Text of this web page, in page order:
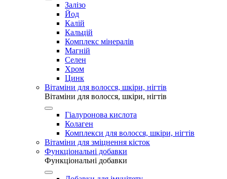
Залізо
Йод
Калій
Кальцій
Комплекс мінералів
Магній
Селен
Хром
Цинк
Вітаміни для волосся, шкіри, нігтів
Вітаміни для волосся, шкіри, нігтів
Гіалуронова кислота
Колаген
Комплекси для волосся, шкіри, нігтів
Вітаміни для зміцнення кісток
Функціональні добавки
Функціональні добавки